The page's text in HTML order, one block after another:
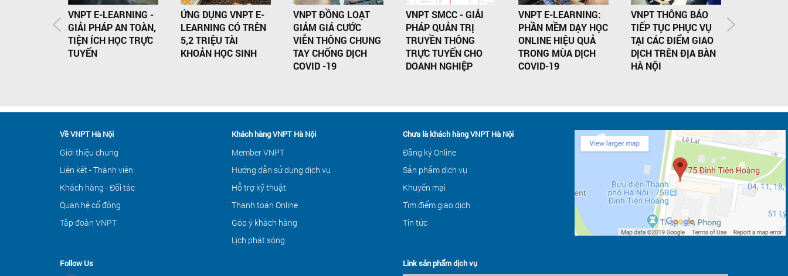
VNPT E-LEARNING -
GIẢI PHÁP AN TOÀN,
TIỆN ÍCH HỌC TRỰC
TUYẾN
ỨNG DỤNG VNPT E-
LEARNING CÓ TRÊN
5,2 TRIỆU TÀI
KHOẢN HỌC SINH
VNPT ĐỒNG LOẠT
GIẢM GIÁ CƯỚC
VIỄN THÔNG CHUNG
TAY CHỐNG DỊCH
COVID -19
VNPT SMCC - GIẢI
PHÁP QUẢN TRỊ
TRUYỀN THÔNG
TRỰC TUYẾN CHO
DOANH NGHIỆP
VNPT E-LEARNING:
PHẦN MỀM DẠY HỌC
ONLINE HIỆU QUẢ
TRONG MÙA DỊCH
COVID-19
VNPT THÔNG BÁO
TIẾP TỤC PHỤC VỤ
TẠI CÁC ĐIỂM GIAO
DỊCH TRÊN ĐỊA BÀN
HÀ NỘI
Về VNPT Hà Nội
Giới thiệu chung
Liên kết - Thành viên
Khách hàng - Đối tác
Quan hệ cổ đông
Tập đoàn VNPT
Khách hàng VNPT Hà Nội
Member VNPT
Hướng dẫn sử dụng dịch vụ
Hỗ trợ kỹ thuật
Thanh toán Online
Góp ý khách hàng
Lịch phát sóng
Chưa là khách hàng VNPT Hà Nội
Đăng ký Online
Sản phẩm dịch vụ
Khuyến mại
Tìm điểm giao dịch
Tin tức
Link sản phẩm dịch vụ
Follow Us